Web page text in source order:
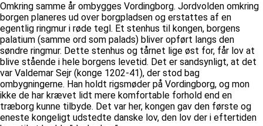
Omkring samme år ombygges Vordingborg. Jordvolden omkring
borgen planeres ud over borgpladsen og erstattes af en
egentlig ringmur i røde tegl. Et stenhus til kongen, borgens
palatium (samme ord som palads) bliver opført langs den
søndre ringmur. Dette stenhus og tårnet lige øst for, får lov at
blive stående i hele borgens levetid. Det er sandsynligt, at det
var Valdemar Sejr (konge 1202-41), der stod bag
ombygningerne. Han holdt rigsmøder på Vordingborg, og mon
ikke de har krævet lidt mere komfortable forhold end en
træborg kunne tilbyde. Det var her, kongen gav den første og
eneste kongeligt udstedte danske lov, den lov der i eftertiden